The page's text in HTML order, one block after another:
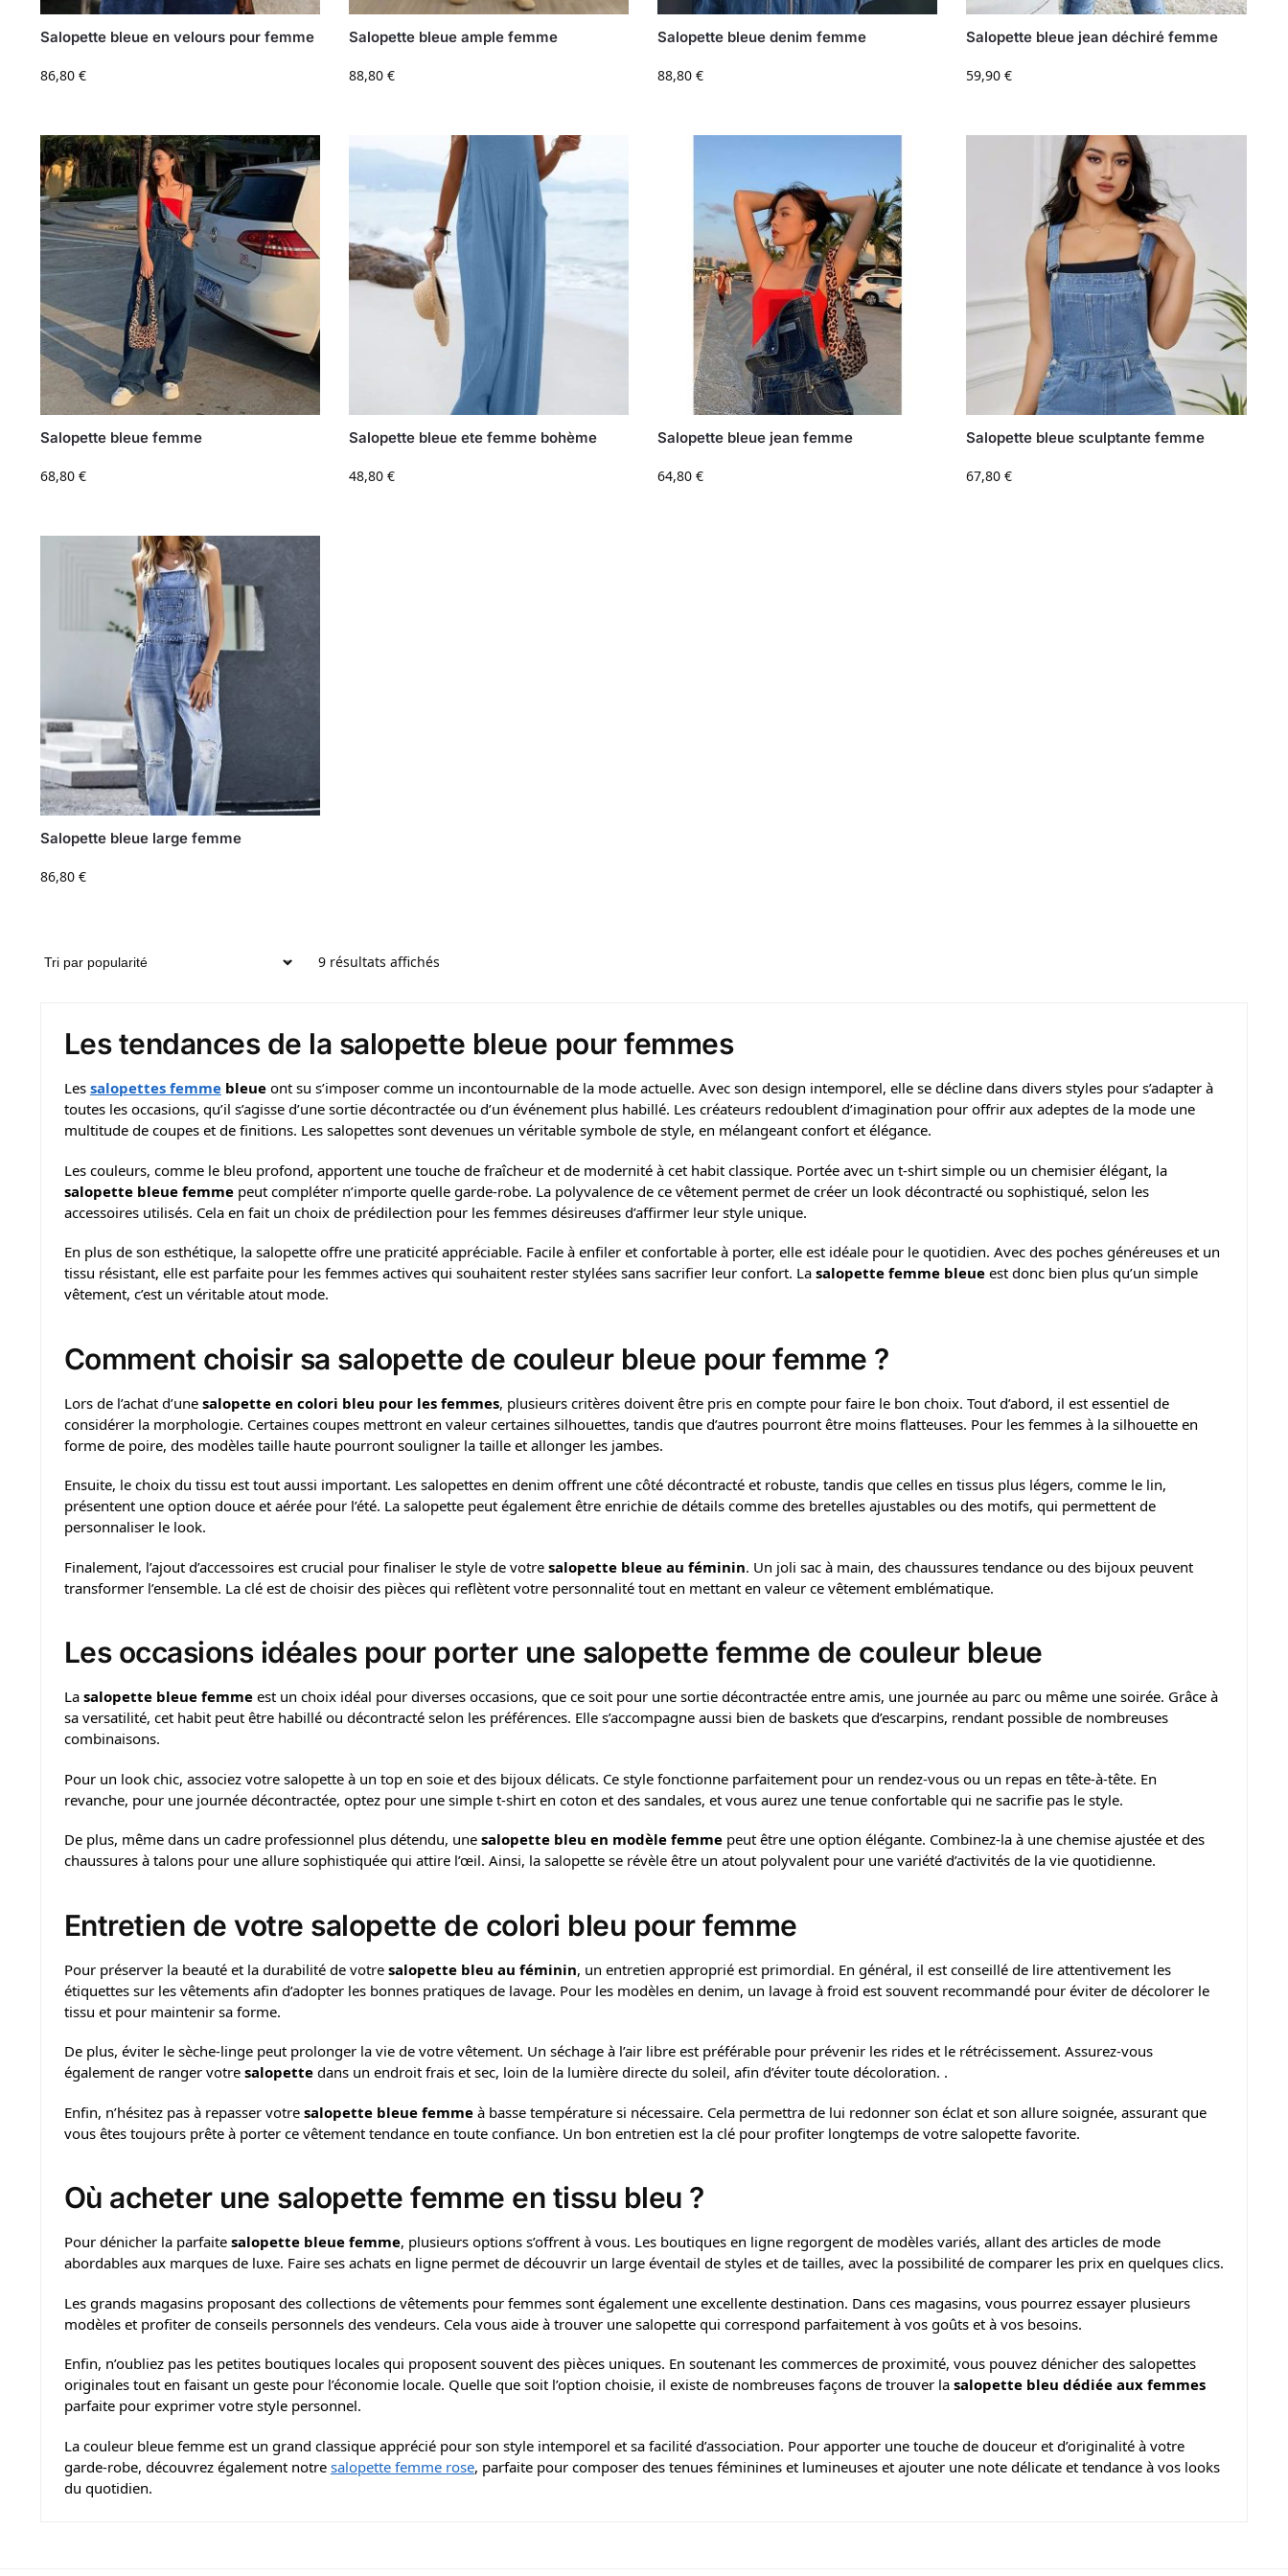
Salopette bleue en velours pour femme
86,80 €
Salopette bleue ample femme
88,80€
Salopette bleue denim femme
88,80€
Salopette bleue jean déchiré femme
59,90€
Salopette bleue femme
68,80 €
Salopette bleue ete femme bohème
48,80€
Salopette bleue jean femme
64,80€
Salopette bleue sculptante femme
67,80€
Salopette bleue large femme
86,80 €
9 résultats affichés
Les tendances de la salopette bleue pour femmes
Les salopettes femmebleueont su s’imposer comme un incontournable de la mode actuelle. Avec son design intemporel, elle se décline dans divers styles pour s’adapter à
toutes les occasions, qu’il s’agisse d’une sortie décontractée ou d’un événement plus habillé. Les créateurs redoublent d’imagination pour offrir aux adeptes de la mode une
multitude de coupes et de finitions. Les salopettes sont devenues un véritable symbole de style, en mélangeant confort et élégance.
Les couleurs, comme le bleu profond, apportent une touche de fraîcheur et de modernité à cet habit classique. Portée avec un t-shirt simple ou un chemisier élégant, la
salopette bleue femmepeut compléter n’importe quelle garde-robe. La polyvalence de ce vêtement permet de créer un look décontracté ou sophistiqué, selon les
accessoires utilisés. Cela en fait un choix de prédilection pour les femmes désireuses d’affirmer leur style unique.
En plus de son esthétique, la salopette offre une praticité appréciable. Facile à enfiler et confortable à porter, elle est idéale pour le quotidien. Avec des poches généreuses et un
tissu résistant, elle est parfaite pour les femmes actives qui souhaitent rester stylées sans sacrifier leur confort. La salopette femme bleueest donc bien plus qu’un simple
vêtement, c’est un véritable atout mode.
Comment choisir sa salopette de couleur bleue pour femme ?
Lors de l’achat d’une salopette en colori bleu pour les femmes, plusieurs critères doivent être pris en compte pour faire le bon choix. Tout d’abord, il est essentiel de
considérer la morphologie. Certaines coupes mettront en valeur certaines silhouettes, tandis que d’autres pourront être moins flatteuses. Pour les femmes à la silhouette en
forme de poire, des modèles taille haute pourront souligner la taille et allonger les jambes.
Ensuite, le choix du tissu est tout aussi important. Les salopettes en denim offrent une côté décontracté et robuste, tandis que celles en tissus plus légers, comme le lin,
présentent une option douce et aérée pour l’été. La salopette peut également être enrichie de détails comme des bretelles ajustables ou des motifs, qui permettent de
personnaliser le look.
Finalement, l’ajout d’accessoires est crucial pour finaliser le style de votre salopette bleue au féminin. Un joli sac à main, des chaussures tendance ou des bijoux peuvent
transformer l’ensemble. La clé est de choisir des pièces qui reflètent votre personnalité tout en mettant en valeur ce vêtement emblématique.
Les occasions idéales pour porter une salopette femme de couleur bleue
La salopette bleue femmeest un choix idéal pour diverses occasions, que ce soit pour une sortie décontractée entre amis, une journée au parc ou même une soirée. Grâce à
sa versatilité, cet habit peut être habillé ou décontracté selon les préférences. Elle s’accompagne aussi bien de baskets que d’escarpins, rendant possible de nombreuses
combinaisons.
Pour un look chic, associez votre salopette à un top en soie et des bijoux délicats. Ce style fonctionne parfaitement pour un rendez-vous ou un repas en tête-à-tête. En
revanche, pour une journée décontractée, optez pour une simple t-shirt en coton et des sandales, et vous aurez une tenue confortable qui ne sacrifie pas le style.
De plus, même dans un cadre professionnel plus détendu, une salopette bleu en modèle femmepeut être une option élégante. Combinez-la à une chemise ajustée et des
chaussures à talons pour une allure sophistiquée qui attire l’œil. Ainsi, la salopette se révèle être un atout polyvalent pour une variété d’activités de la vie quotidienne.
Entretien de votre salopette de colori bleu pour femme
Pour préserver la beauté et la durabilité de votre salopette bleu au féminin, un entretien approprié est primordial. En général, il est conseillé de lire attentivement les
étiquettes sur les vêtements afin d’adopter les bonnes pratiques de lavage. Pour les modèles en denim, un lavage à froid est souvent recommandé pour éviter de décolorer le
tissu et pour maintenir sa forme.
De plus, éviter le sèche-linge peut prolonger la vie de votre vêtement. Un séchage à l’air libre est préférable pour prévenir les rides et le rétrécissement. Assurez-vous
également de ranger votre salopettedans un endroit frais et sec, loin de la lumière directe du soleil, afin d’éviter toute décoloration. .
Enfin, n’hésitez pas à repasser votre salopette bleue femmeà basse température si nécessaire. Cela permettra de lui redonner son éclat et son allure soignée, assurant que
vous êtes toujours prête à porter ce vêtement tendance en toute confiance. Un bon entretien est la clé pour profiter longtemps de votre salopette favorite.
Où acheter une salopette femme en tissu bleu ?
Pour dénicher la parfaite salopette bleue femme, plusieurs options s’offrent à vous. Les boutiques en ligne regorgent de modèles variés, allant des articles de mode
abordables aux marques de luxe. Faire ses achats en ligne permet de découvrir un large éventail de styles et de tailles, avec la possibilité de comparer les prix en quelques clics.
Les grands magasins proposant des collections de vêtements pour femmes sont également une excellente destination. Dans ces magasins, vous pourrez essayer plusieurs
modèles et profiter de conseils personnels des vendeurs. Cela vous aide à trouver une salopette qui correspond parfaitement à vos goûts et à vos besoins.
Enfin, n’oubliez pas les petites boutiques locales qui proposent souvent des pièces uniques. En soutenant les commerces de proximité, vous pouvez dénicher des salopettes
originales tout en faisant un geste pour l’économie locale. Quelle que soit l’option choisie, il existe de nombreuses façons de trouver la salopette bleu dédiée aux femmes
parfaite pour exprimer votre style personnel.
La couleur bleue femme est un grand classique apprécié pour son style intemporel et sa facilité d’association. Pour apporter une touche de douceur et d’originalité à votre
garde-robe, découvrez également notre salopette femme rose, parfaite pour composer des tenues féminines et lumineuses et ajouter une note délicate et tendance à vos looks
du quotidien.